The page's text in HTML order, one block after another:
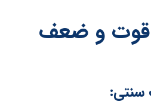
قوت و ضعف
سنتی: